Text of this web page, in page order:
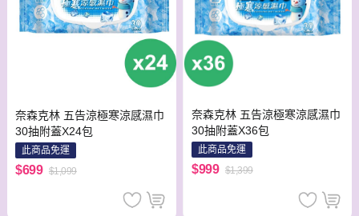
奈森克林 五告涼極寒涼感濕巾
30抽附蓋X24包
此商品免運
$699 $1,099
奈森克林 五告涼極寒涼感濕巾
30抽附蓋X36包
此商品免運
$999 $1,399